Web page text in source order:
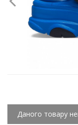
Даного товару